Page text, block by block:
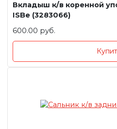
Вкладыш к/в коренной
ISBe (3283066)
600.00 руб.